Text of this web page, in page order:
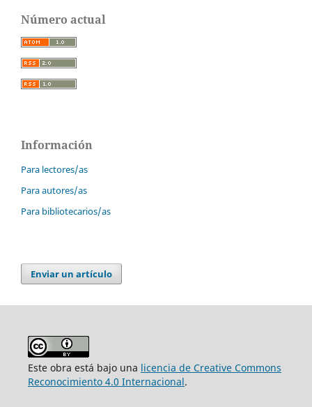
Número actual
Información
Para lectores/as
Para autores/as
Para bibliotecarios/as
Enviar un artículo
Este obra está bajo una licencia de Creative Commons
Reconocimiento 4.0 Internacional.